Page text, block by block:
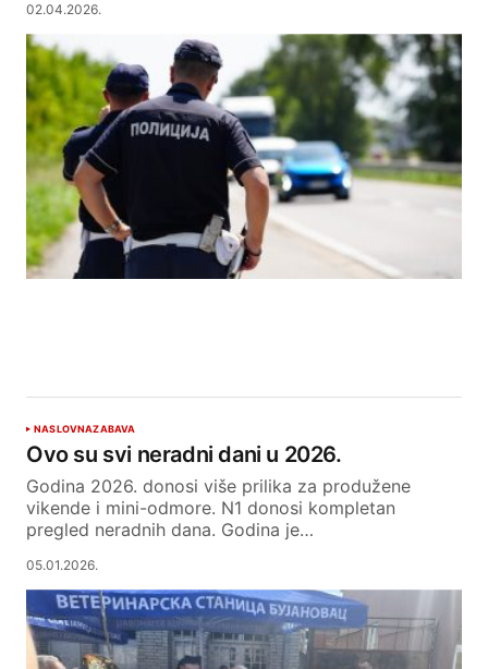
02.04.2026.
NASLOVNAZABAVA
Ovo su svi neradni dani u 2026.
Godina 2026. donosi više prilika za produžene
vikende i mini-odmore. N1 donosi kompletan
pregled neradnih dana. Godina je…
05.01.2026.